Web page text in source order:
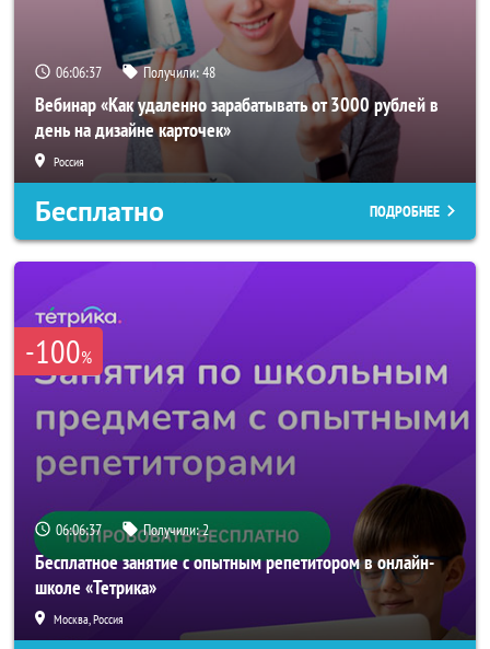
06:06:34 Получили:48
Вебинар «Как удаленно зарабатывать от 3000 рублей в
день на дизайне карточек»
Россия
Бесплатно ПОДРОБНЕЕ
-100%
06:06:34 Получили:2
Бесплатное занятие с опытным репетитором в онлайн-
школе «Тетрика»
Москва, Россия